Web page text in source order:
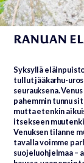
RANUAN
Syksyllä
tullut jääkarhu-
seurauksena.
pahemmin tunnu
mutta etenkin
itsekseen
Venuksen tilanne
tavalla voimme
suojeluohjelmaa –